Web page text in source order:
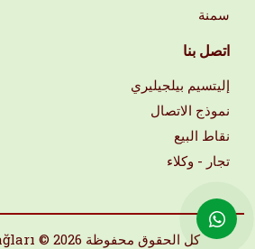
سمنة
اتصل بنا
إليتسيم بيلجيليري
نموذج الاتصال
نقاط البيع
تجار - وكلاء
Çağlak Tereyağları © كل الحقوق محفوظة 2026